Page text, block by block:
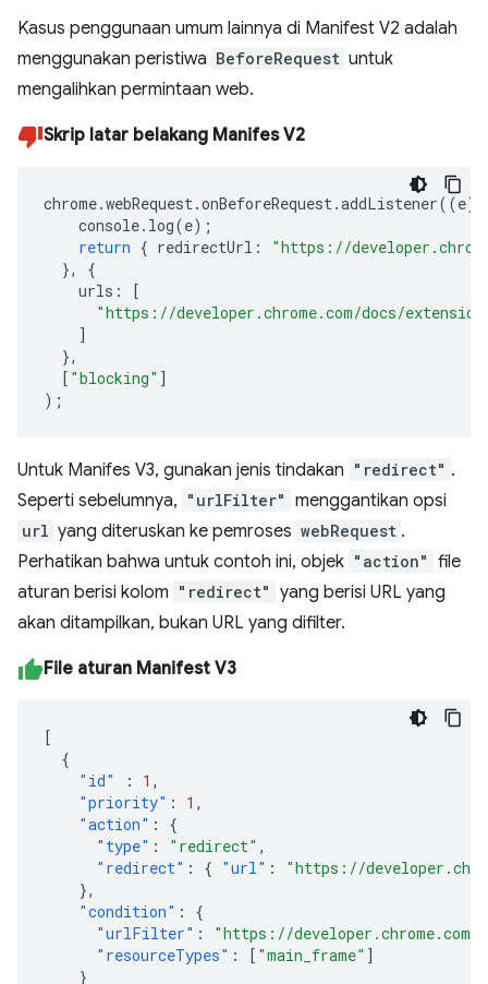
Kasus penggunaan umum lainnya di Manifest V2 adalah
menggunakan peristiwa BeforeRequest untuk
mengalihkan permintaan web.
Skrip latar belakang Manifes V2
chrome.webRequest .onBeforeRequest .addListener((e)
console. log(e);
return { redirectUrl :
"https://
},
{
urls :
[
"https://developer.chrome.com/docs/
]
},
[ "blocking" ]
);
Untuk Manifes V3, gunakan jenis tindakan "redirect" .
Seperti sebelumnya, "urlFilter" menggantikan opsi
url yang diteruskan ke pemroses webRequest .
Perhatikan bahwa untuk contoh ini, objek "action" file
aturan berisi kolom "redirect" yang berisi URL yang
akan ditampilkan, bukan URL yang difilter.
File aturan Manifest V3
[
{
"id"
: 1 ,
"priority" : 1 ,
"action" :
{
"type" : "redirect" ,
"redirect" : { "url" :
"https://
},
"condition" :
{
"urlFilter" :
"https://developer.chrome.com/
"resourceTypes" : [ "main_frame" ]
}